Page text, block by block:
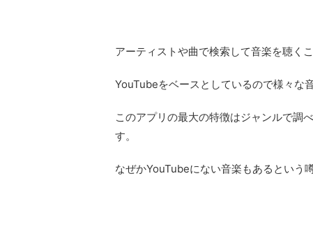
アーティストや曲で検索して音楽を聴く
YouTubeをベースとしているので様々な
このアプリの最大の特徴はジャンルで調
す。
なぜかYouTubeにない音楽もあるという